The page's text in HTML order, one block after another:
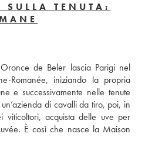
TENUTA:
de Beler lascia Parigi nel
Romanée, iniziando la propria
e successivamente nelle tenute
di cavalli da tiro, poi, in
viticoltori, acquista delle uve per
È così che nasce la Maison